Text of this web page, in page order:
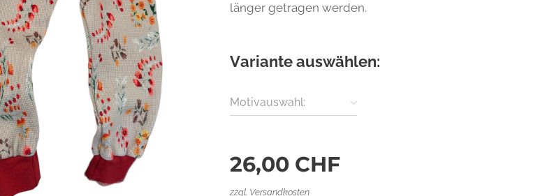
länger getragen werden.
Variante auswählen:
Motivauswahl:
26,00 CHF
zzgl. Versandkosten